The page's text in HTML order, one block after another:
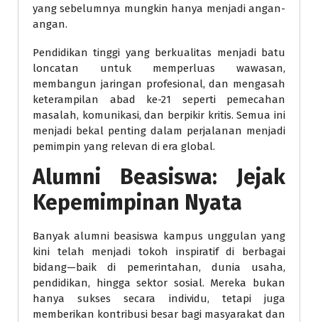
yang sebelumnya mungkin hanya menjadi angan-
angan.
Pendidikan tinggi yang berkualitas menjadi batu
loncatan untuk memperluas wawasan,
membangun jaringan profesional, dan mengasah
keterampilan abad ke-21 seperti pemecahan
masalah, komunikasi, dan berpikir kritis. Semua ini
menjadi bekal penting dalam perjalanan menjadi
pemimpin yang relevan di era global.
Alumni Beasiswa: Jejak
Kepemimpinan Nyata
Banyak alumni beasiswa kampus unggulan yang
kini telah menjadi tokoh inspiratif di berbagai
bidang—baik di pemerintahan, dunia usaha,
pendidikan, hingga sektor sosial. Mereka bukan
hanya sukses secara individu, tetapi juga
memberikan kontribusi besar bagi masyarakat dan